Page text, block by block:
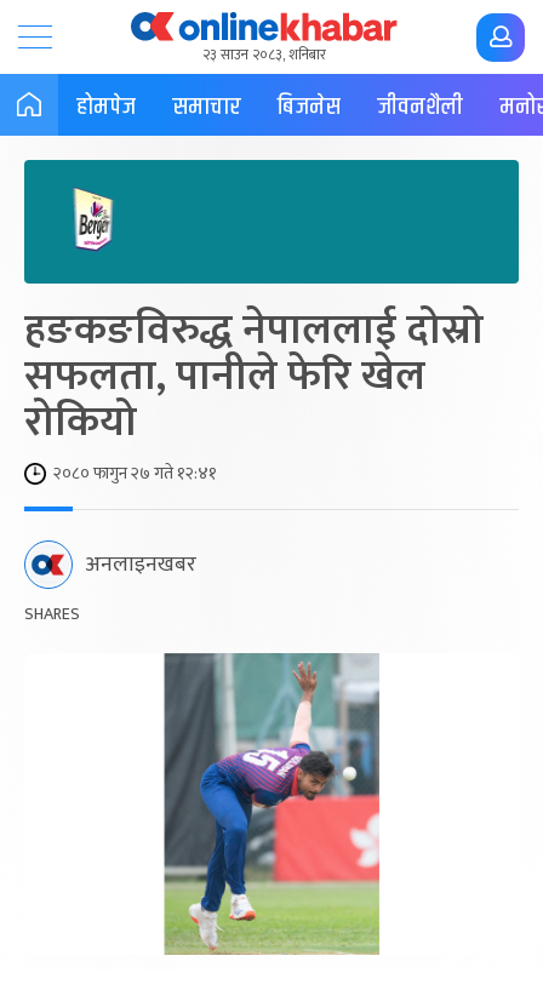
२३ साउन २०८३, शनिबार
होमपेज समाचार बिजनेस जीवनशैली
हङकङविरुद्ध नेपाललाई दोस्रो
सफलता, पानीले फेरि खेल
रोकियो
२०८० फागुन २७ गते १२:४१
अनलाइनखबर
SHARES